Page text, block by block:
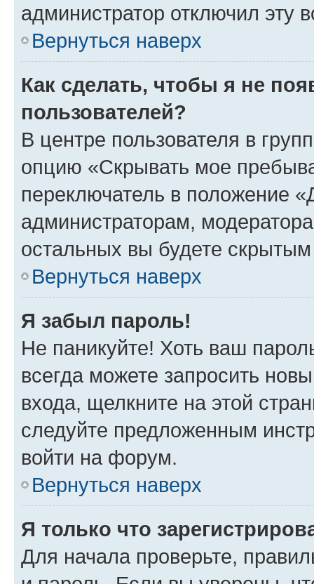
администратор отключил эту
Вернуться наверх
Как сделать, чтобы я не
пользователей?
В центре пользователя в
опцию «Скрывать мое
переключатель в положение
администраторам,
остальных вы будете
Вернуться наверх
Я забыл пароль!
Не паникуйте! Хоть ваш
всегда можете запросить
входа, щелкните на этой
следуйте предложенным
войти на форум.
Вернуться наверх
Я только что
Для начала проверьте,